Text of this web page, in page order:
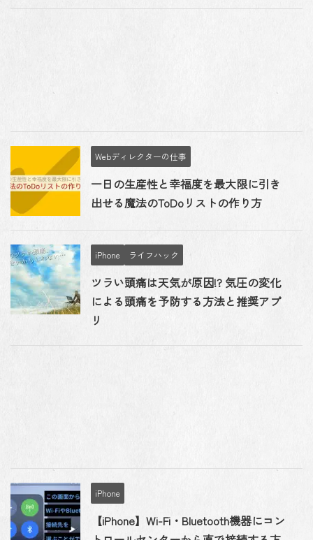
Webディレクターの仕事
一日の生産性と幸福度を最大限に引き
出せる魔法のToDoリストの作り方
iPhone ライフハック
ツラい頭痛は天気が原因!? 気圧の変化
による頭痛を予防する方法と推奨アプ
リ
iPhone
【iPhone】Wi-Fi・Bluetooth機器にコン